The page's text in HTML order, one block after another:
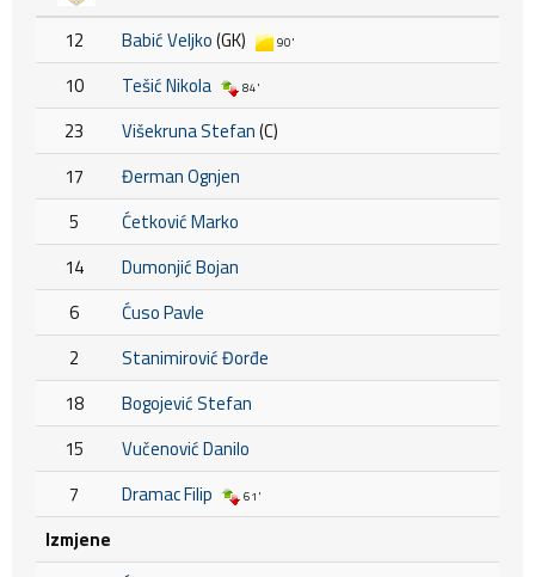
12 Babić Veljko(GK) 90'
10 Tešić Nikola 84'
23 Višekruna Stefan(C)
17
Đerman Ognjen
5
Ćetković Marko
14
Dumonjić Bojan
6
Ćuso Pavle
2
Stanimirović Đorđe
18
Bogojević Stefan
15
Vučenović Danilo
7
Dramac Filip 61'
Izmjene